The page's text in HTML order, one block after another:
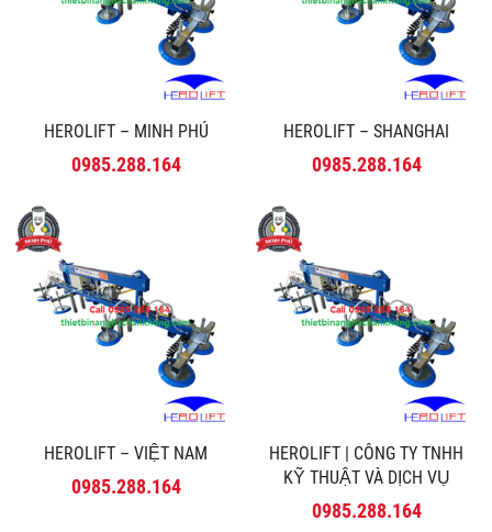
HEROLIFT – MINH PHÚ
0985.288.164
HEROLIFT – SHANGHAI
0985.288.164
HEROLIFT – VIỆT NAM
0985.288.164
HEROLIFT | CÔNG TY TNHH
KỸ THUẬT VÀ DỊCH VỤ
MINH PHÚ
0985.288.164